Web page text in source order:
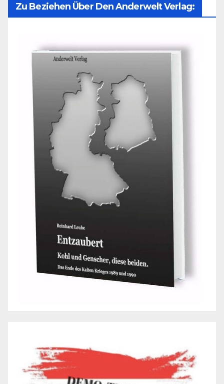
Zu Beziehen Über Den Anderwelt Verlag: